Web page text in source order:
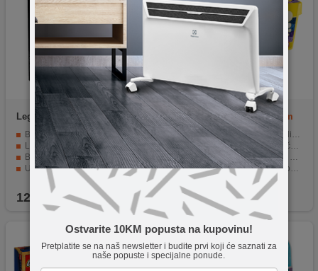
Ostvarite 10KM popusta na kupovinu!
Pretplatite se na naš newsletter i budite prvi koji će saznati za
naše popuste i specijalne ponude.
Lego
Batman s Tumblerom
protiv Two Facea
Batman s Tumblerom protiv Two Facea i Jokera
LEGO Super Heroes DC Comics
Broj kockica 429
Uzrast 8+
129,95 KM
Lego Kreativni set Medium
Sadrži 484 kockice u 35 različitih boja.
Uključuje 18 guma sa 18 točkića.
Zelena osnova i 3 kompleta očiju.
Mogu se izgraditi različiti modeli istovremeno.
Pogodan za uzrast od 4 do 99 godina.
69,95KM